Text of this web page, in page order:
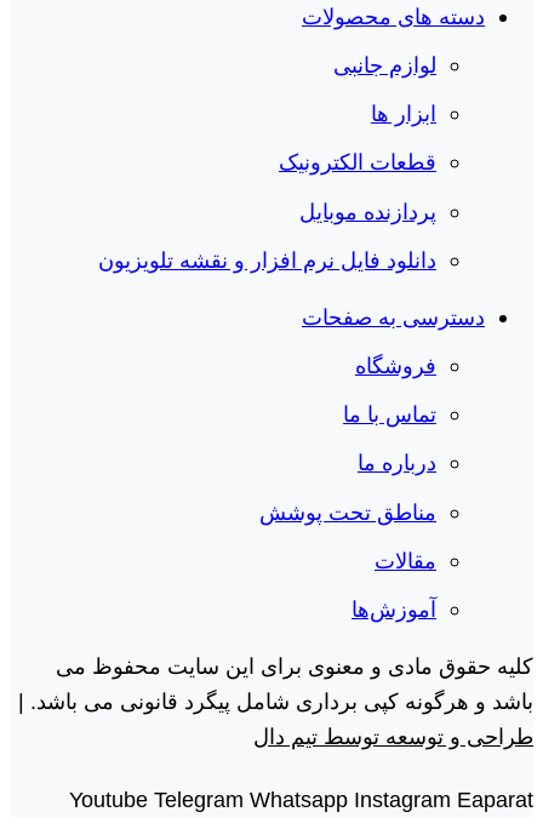
دسته های محصولات
لوازم جانبی
ابزار ها
قطعات الکترونیک
پردازنده موبایل
دانلود فایل نرم افزار و نقشه تلویزیون
دسترسی به صفحات
فروشگاه
تماس با ما
درباره ما
مناطق تحت پوشش
مقالات
آموزش‌ها
کلیه حقوق مادی و معنوی برای این سایت محفوظ می
باشد و هرگونه کپی برداری شامل پیگرد قانونی می باشد. |
طراحی و توسعه توسط تیم دال
Youtube Telegram Whatsapp Instagram Eaparat